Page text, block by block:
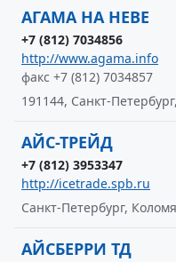
АГАМА НА НЕВЕ
+7 (812) 7034856
http://www.agama.info
факс +7 (812) 7034857
191144, Санкт-
АЙС-ТРЕЙД
+7 (812) 3953347
http://icetrade.spb.ru
Санкт-Петербург,
АЙСБЕРРИ ТД